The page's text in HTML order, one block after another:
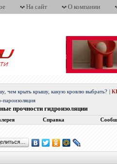
На сайт О компании
чем крыть крышу, какую кровлю выбрать?
пароизоляция
прочности гидроизоляции
Справка